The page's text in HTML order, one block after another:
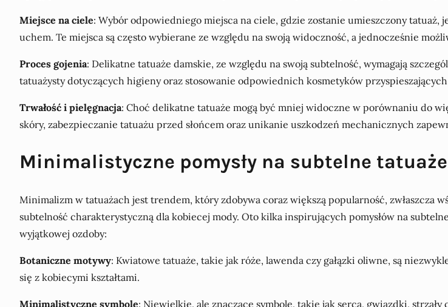
Miejsce na ciele: Wybór odpowiedniego miejsca na ciele, gdzie zostanie umieszczony tatuaż,
uchem. Te miejsca są często wybierane ze względu na swoją widoczność, a jednocześnie
Proces gojenia: Delikatne tatuaże damskie, ze względu na swoją subtelność, wymagają
tatuażysty dotyczących higieny oraz stosowanie odpowiednich kosmetyków
Trwałość i pielęgnacja: Choć delikatne tatuaże mogą być mniej widoczne w porównaniu do
skóry, zabezpieczanie tatuażu przed słońcem oraz unikanie uszkodzeń mechanicznych
Minimalistyczne pomysły na subtelne
Minimalizm w tatuażach jest trendem, który zdobywa coraz większą popularność, zwłaszcza
subtelność charakterystyczną dla kobiecej mody. Oto kilka inspirujących pomysłów na
wyjątkowej ozdoby:
Botaniczne motywy: Kwiatowe tatuaże, takie jak róże, lawenda czy gałązki oliwne, są
się z kobiecymi kształtami.
Minimalistyczne symbole: Niewielkie, ale znaczące symbole, takie jak serca, gwiazdki,